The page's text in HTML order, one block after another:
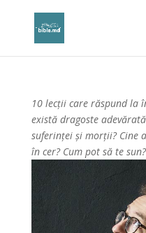
10 lecții care răspund la
există dragoste
suferinței și morții? Cine
în cer? Cum pot să te